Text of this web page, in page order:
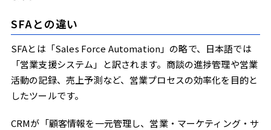
SFAとの違い
SFAとは「Sales Force Automation」の略で、日本語では
「営業支援システム」と訳されます。商談の進捗管理や営業
活動の記録、売上予測など、営業プロセスの効率化を目的と
したツールです。
CRMが「顧客情報を一元管理し、営業・マーケティング・サ